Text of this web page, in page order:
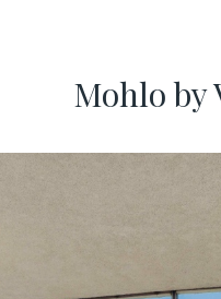
Mohlo by